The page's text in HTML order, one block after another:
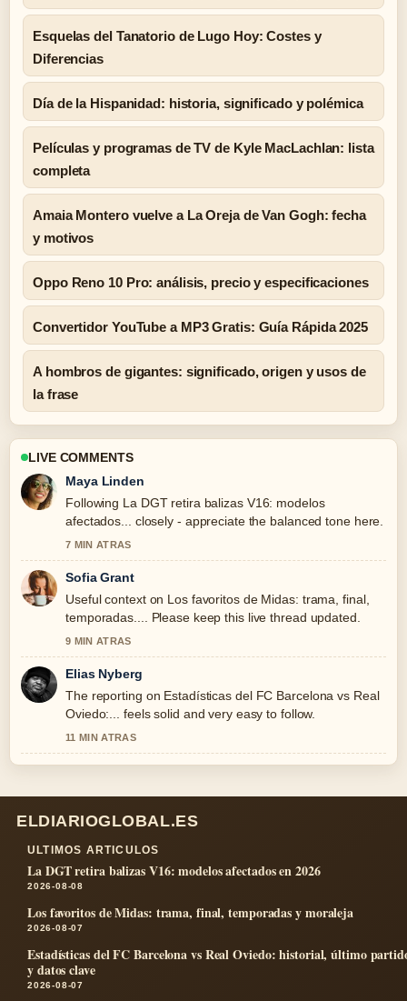
Esquelas del Tanatorio de Lugo Hoy: Costes y
Diferencias
Día de la Hispanidad: historia, significado y polémica
Películas y programas de TV de Kyle MacLachlan: lista
completa
Amaia Montero vuelve a La Oreja de Van Gogh: fecha
y motivos
Oppo Reno 10 Pro: análisis, precio y especificaciones
Convertidor YouTube a MP3 Gratis: Guía Rápida 2025
A hombros de gigantes: significado, origen y usos de
la frase
LIVE COMMENTS
Maya Linden
Following La DGT retira balizas V16: modelos
afectados... closely - appreciate the balanced tone here.
7 MIN ATRAS
Sofia Grant
Useful context on Los favoritos de Midas: trama, final,
temporadas.... Please keep this live thread updated.
9 MIN ATRAS
Elias Nyberg
The reporting on Estadísticas del FC Barcelona vs Real
Oviedo:... feels solid and very easy to follow.
11 MIN ATRAS
ELDIARIOGLOBAL.ES
ULTIMOS ARTICULOS
La DGT retira balizas V16: modelos afectados en 2026
2026-08-08
Los favoritos de Midas: trama, final, temporadas y moraleja
2026-08-07
Estadísticas del FC Barcelona vs Real Oviedo: historial, último
y datos clave
2026-08-07